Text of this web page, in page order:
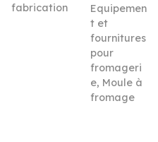
fabrication
Equipemen
t et
fournitures
pour
fromageri
e, Moule à
fromage